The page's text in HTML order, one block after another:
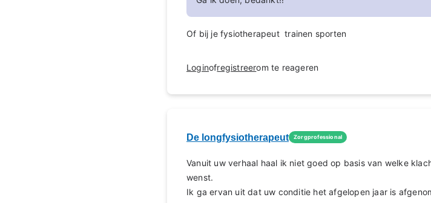
Of bij je fysiotherapeut trainen sporten
Loginofregistreerom te reageren
De longfysiotherapeut Zorgprofessional
Vanuit uw verhaal haal ik niet goed op basis van welke
wenst.
Ik ga ervan uit dat uw conditie het afgelopen jaar is